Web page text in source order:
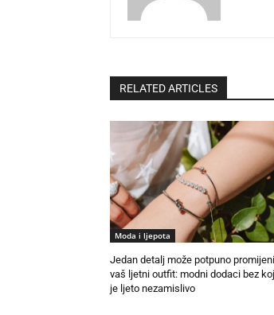
RELATED ARTICLES
Moda i ljepota
Jedan detalj može potpuno
vaš ljetni outfit: modni dodaci bez
je ljeto nezamislivo